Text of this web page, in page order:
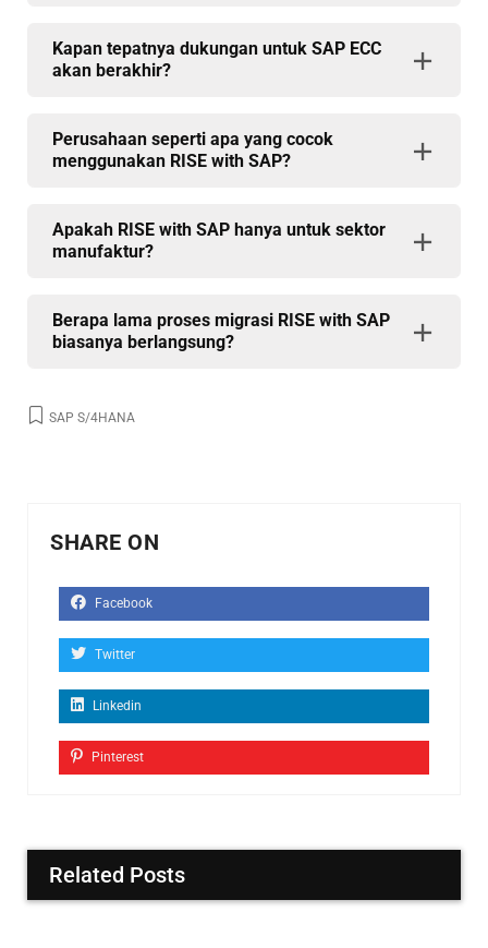
Kapan tepatnya dukungan untuk SAP ECC
akan berakhir?
Perusahaan seperti apa yang cocok
menggunakan RISE with SAP?
Apakah RISE with SAP hanya untuk sektor
manufaktur?
Berapa lama proses migrasi RISE with SAP
biasanya berlangsung?
SAP S/4HANA
SHARE ON
Facebook
Twitter
Linkedin
Pinterest
Related Posts